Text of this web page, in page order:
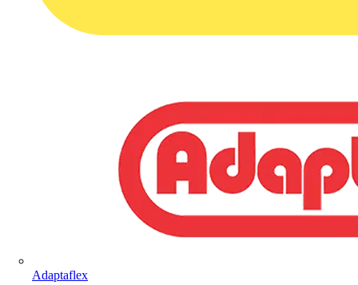
Adaptaflex